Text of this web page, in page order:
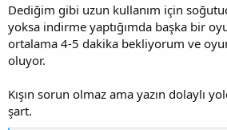
Dediğim gibi uzun kullanım için
yoksa indirme yaptığımda başka bir
ortalama 4-5 dakika bekliyorum ve
oluyor.
Kışın sorun olmaz ama yazın dolaylı
şart.